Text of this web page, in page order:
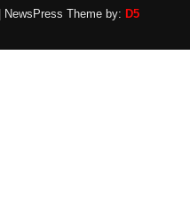
| NewsPress Theme by: D5